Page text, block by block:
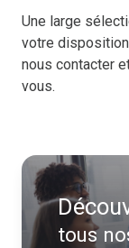
tous
Une large
votre
nous contacter
vous.